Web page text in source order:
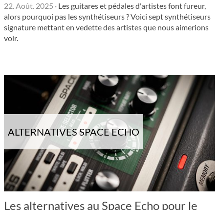
22. Août. 2025 · Les guitares et pédales d'artistes font fureur,
alors pourquoi pas les synthétiseurs ? Voici sept synthétiseurs
signature mettant en vedette des artistes que nous aimerions
voir.
ALTERNATIVES SPACE ECHO
Les alternatives au Space Echo pour le